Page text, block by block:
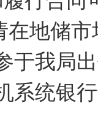
在地储
于我局
系统银